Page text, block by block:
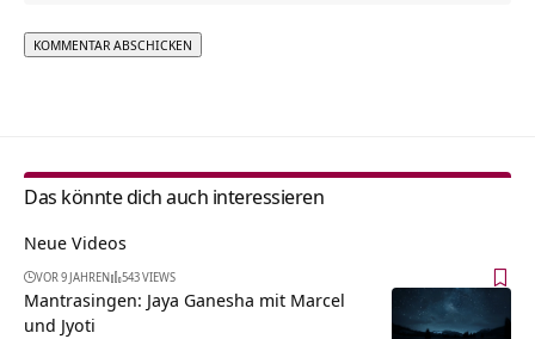
Das könnte dich auch interessieren
Neue Videos
VOR 9 JAHREN 543 VIEWS
Mantrasingen: Jaya Ganesha mit Marcel
und Jyoti